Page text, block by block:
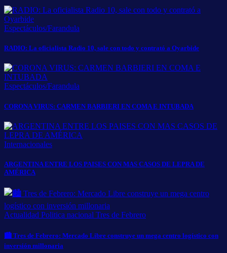
Espectáculos/Farandula
RADIO: La oficialista Radio 10, sale con todo y contrató a Oyarbide
Espectáculos/Farandula
CORONA VIRUS: CARMEN BARBIERI EN COMA E INTUBADA
Internacionales
ARGENTINA ENTRE LOS PAISES CON MAS CASOS DE LEPRA DE
AMÉRICA
Actualidad Politica nacional Tres de Febrero
🏙️ Tres de Febrero: Mercado Libre construye un mega centro logístico con
inversión millonaria